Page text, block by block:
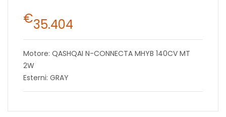
€35.404
Motore: QASHQAI N-CONNECTA MHYB 140CV MT
2W
Esterni: GRAY